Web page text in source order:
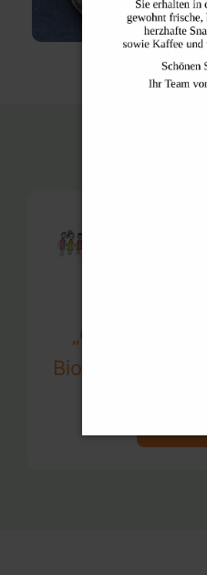
Biomarkts im